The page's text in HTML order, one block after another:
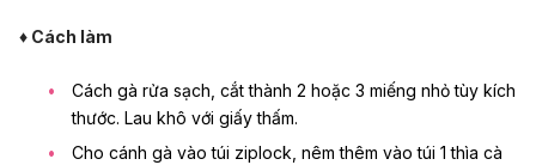
♦ Cách làm
Cách gà rửa sạch, cắt thành 2 hoặc 3 miếng nhỏ tùy kích
thước. Lau khô với giấy thấm.
Cho cánh gà vào túi ziplock, nêm thêm vào túi 1 thìa cà